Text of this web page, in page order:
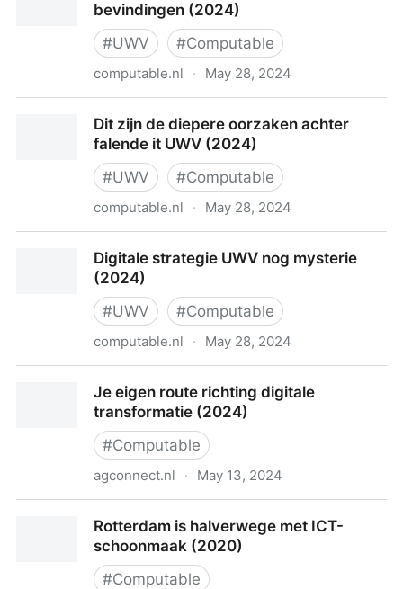
bevindingen (2024)
#UWV #Computable
computable.nl · May 28, 2024
Dit zijn de diepere oorzaken achter
falende it UWV (2024)
#UWV #Computable
computable.nl · May 28, 2024
Digitale strategie UWV nog mysterie
(2024)
#UWV #Computable
computable.nl · May 28, 2024
Je eigen route richting digitale
transformatie (2024)
#Computable
agconnect.nl · May 13, 2024
Rotterdam is halverwege met ICT-
schoonmaak (2020)
#Computable